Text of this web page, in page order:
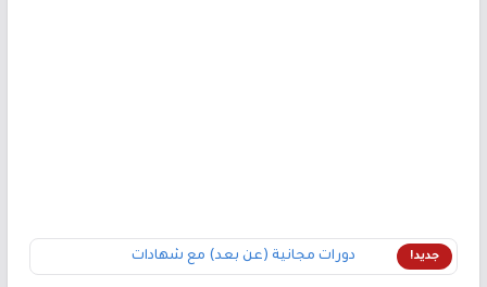
جديد! دورات مجانية (عن بعد) مع شهادات